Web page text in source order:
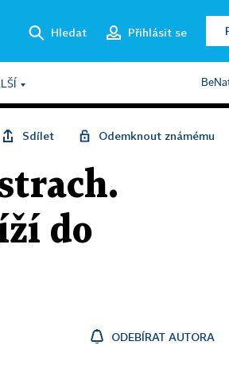
Hledat Přihlásit se
Sdílet Odemknout známému
do
ODEBÍRAT AUTORA